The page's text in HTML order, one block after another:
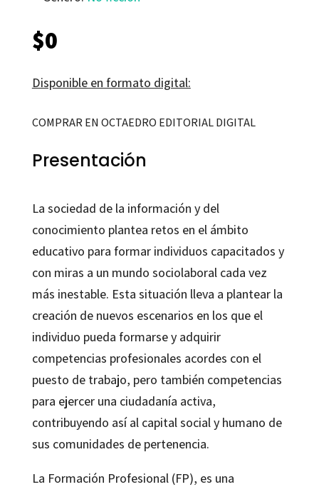
$0
Disponible en formato digital:
COMPRAR EN OCTAEDRO EDITORIAL DIGITAL
Presentación
La sociedad de la información y del
conocimiento plantea retos en el ámbito
educativo para formar individuos capacitados y
con miras a un mundo sociolaboral cada vez
más inestable. Esta situación lleva a plantear la
creación de nuevos escenarios en los que el
individuo pueda formarse y adquirir
competencias profesionales acordes con el
puesto de trabajo, pero también competencias
para ejercer una ciudadanía activa,
contribuyendo así al capital social y humano de
sus comunidades de pertenencia.
La Formación Profesional (FP), es una